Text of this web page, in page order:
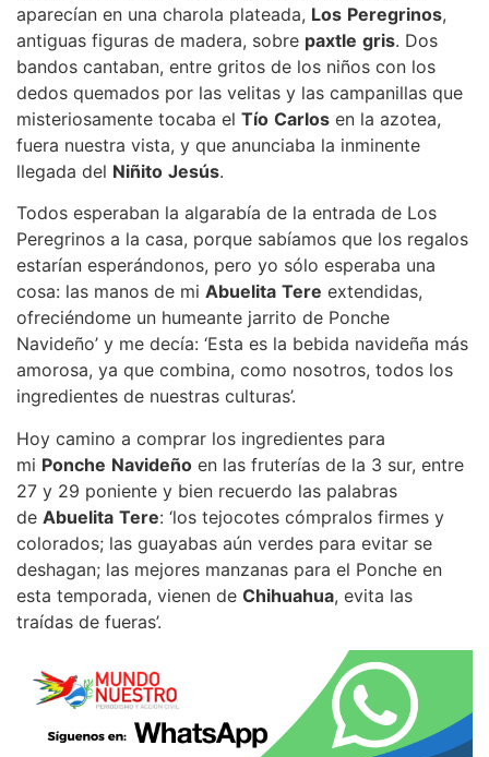
aparecían en una charola plateada, Los Peregrinos,
antiguas figuras de madera, sobre paxtle gris. Dos
bandos cantaban, entre gritos de los niños con los
dedos quemados por las velitas y las campanillas que
misteriosamente tocaba el Tío Carlos en la azotea,
fuera nuestra vista, y que anunciaba la inminente
llegada del Niñito Jesús.
Todos esperaban la algarabía de la entrada de Los
Peregrinos a la casa, porque sabíamos que los regalos
estarían esperándonos, pero yo sólo esperaba una
cosa: las manos de mi Abuelita Tere extendidas,
ofreciéndome un humeante jarrito de Ponche
Navideño’ y me decía: ‘Esta es la bebida navideña más
amorosa, ya que combina, como nosotros, todos los
ingredientes de nuestras culturas’.
Hoy camino a comprar los ingredientes para
mi Ponche Navideño en las fruterías de la 3 sur, entre
27 y 29 poniente y bien recuerdo las palabras
de Abuelita Tere: ‘los tejocotes cómpralos firmes y
colorados; las guayabas aún verdes para evitar se
deshagan; las mejores manzanas para el Ponche en
esta temporada, vienen de Chihuahua, evita las
traídas de fueras’.